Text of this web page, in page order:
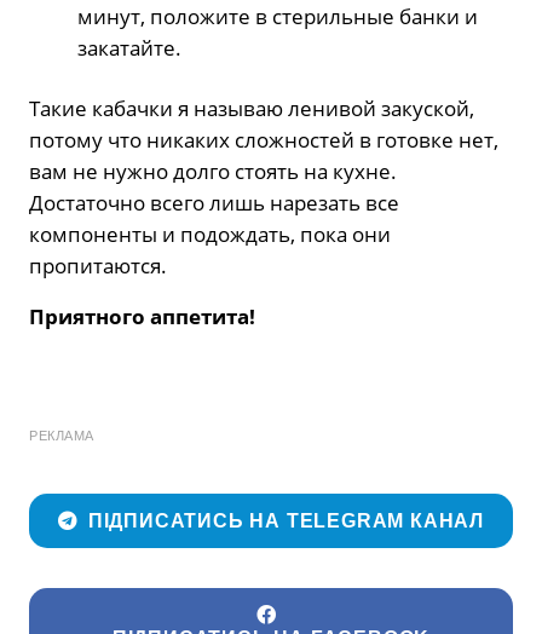
минут, положите в стерильные банки и
закатайте.
Такие кабачки я называю ленивой закуской,
потому что никаких сложностей в готовке нет,
вам не нужно долго стоять на кухне.
Достаточно всего лишь нарезать все
компоненты и подождать, пока они
пропитаются.
Приятного аппетита!
РЕКЛАМА
ПІДПИСАТИСЬ НА TELEGRAM КАНАЛ